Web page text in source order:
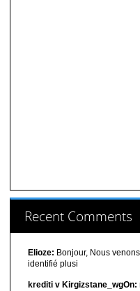
Recent Comments
Elioze: Bonjour, Nous
identifié plusi
krediti v Kirgizstane_wgOn: